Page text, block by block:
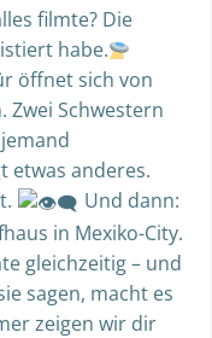
filmte? Die
habe.
öffnet sich von
Zwei Schwestern
etwas anderes.
Und dann:
in Mexiko-City.
gleichzeitig – und
sagen, macht es
zeigen wir dir